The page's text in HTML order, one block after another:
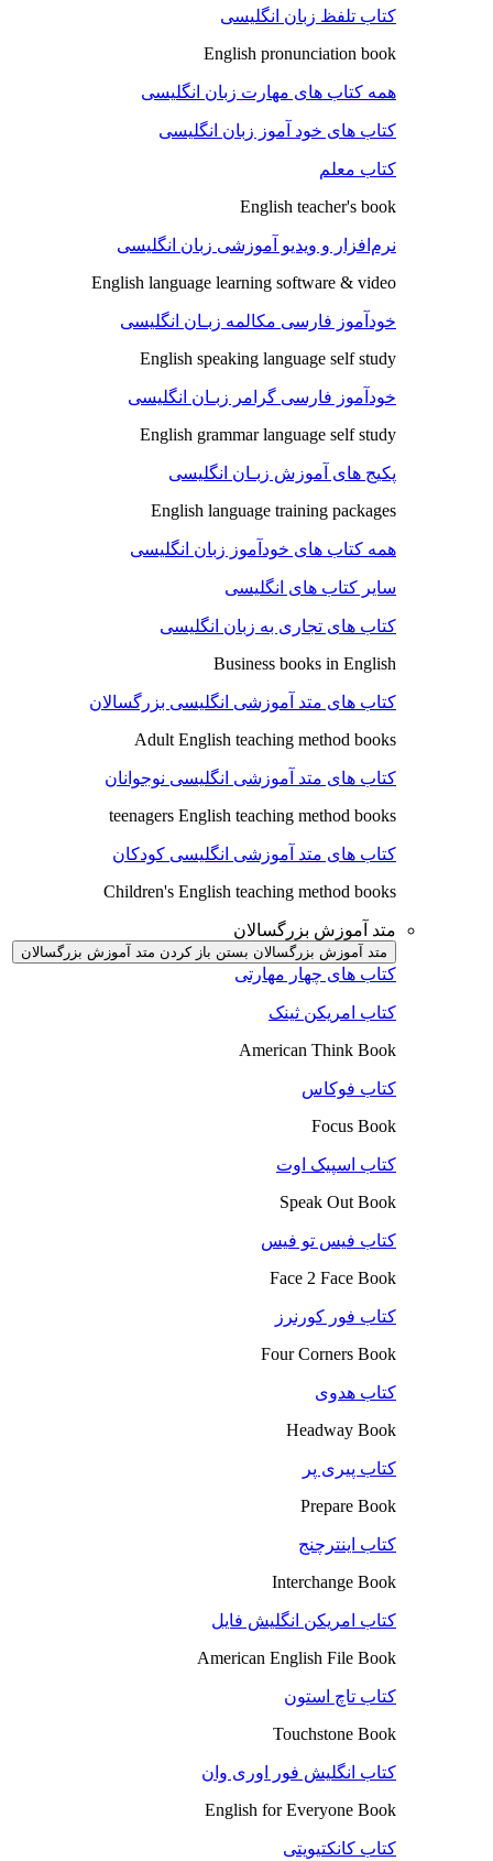
کتاب تلفظ زبان انگلیسی
English pronunciation book
همه کتاب های مهارت زبان انگلیسی
کتاب های خود آموز زبان انگلیسی
کتاب معلم
English teacher's book
نرم‌افزار و ویدیو آموزشی زبان انگلیسی
English language learning software & video
خودآموز فارسی مکالمه زبـان انگلیسی
English speaking language self study
خودآموز فارسی گرامر زبـان انگلیسی
English grammar language self study
پکیج های آموزش زبـان انگلیسی
English language training packages
همه کتاب های خودآموز زبان انگلیسی
سایر کتاب های انگلیسی
کتاب های تجاری به زبان انگلیسی
Business books in English
کتاب های متد آموزشی انگلیسی بزرگسالان
Adult English teaching method books
کتاب های متد آموزشی انگلیسی نوجوانان
teenagers English teaching method books
کتاب های متد آموزشی انگلیسی کودکان
Children's English teaching method books
متد آموزش بزرگسالان
متد آموزش بزرگسالان بستن باز کردن متد آموزش بزرگسالان
کتاب های چهار مهارتی
کتاب امریکن ثینک
American Think Book
کتاب فوکاس
Focus Book
کتاب اسپیک اوت
Speak Out Book
کتاب فیس تو فیس
Face 2 Face Book
کتاب فور کورنرز
Four Corners Book
کتاب هدوی
Headway Book
کتاب پیری پر
Prepare Book
کتاب اینترچنج
Interchange Book
کتاب امریکن انگلیش فایل
American English File Book
کتاب تاچ استون
Touchstone Book
کتاب انگلیش فور اوری وان
English for Everyone Book
کتاب کانکتیویتی